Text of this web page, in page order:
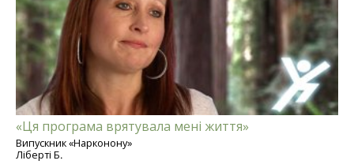
«Ця програма врятувала мені життя»
Випускник «Нарконону»
Ліберті Б.